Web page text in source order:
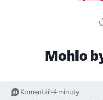
Mohlo
Komentář•4 minuty